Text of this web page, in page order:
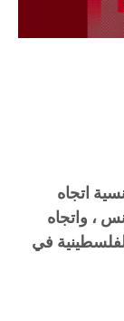
اتجاه
، واتجاه
في